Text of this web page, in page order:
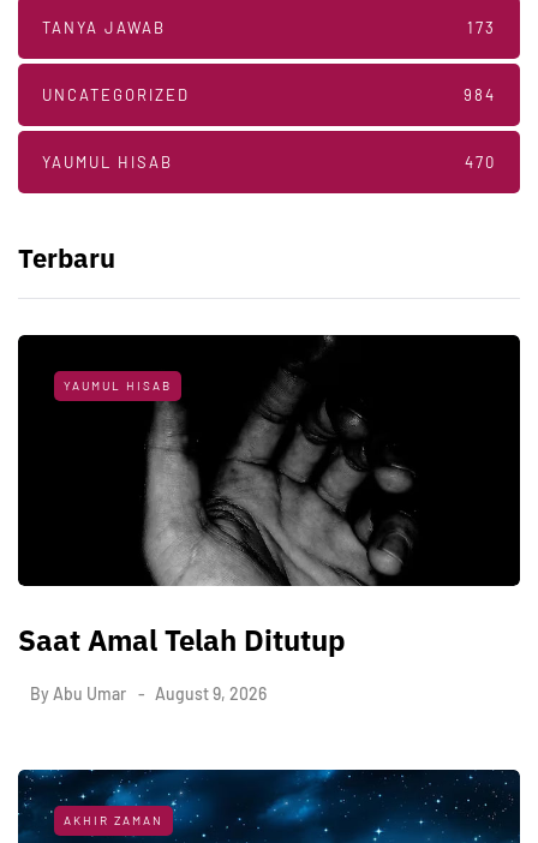
TANYA JAWAB 173
UNCATEGORIZED 984
YAUMUL HISAB 470
Terbaru
YAUMUL HISAB
Saat Amal Telah Ditutup
By Abu Umar August 9, 2026
AKHIR ZAMAN